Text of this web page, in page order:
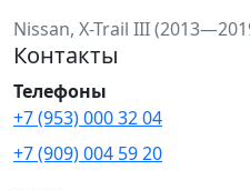
Nissan, X-Trail III
Контакты
Телефоны
+7 (953) 000 32 04
+7 (909) 004 59 20